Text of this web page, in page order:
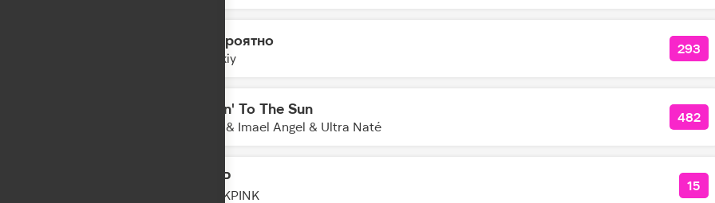
Невероятно
Zvonkiy
293
Movin' To The Sun
Hugel & Imael Angel & Ultra Naté
482
JUMP
BLACKPINK
15